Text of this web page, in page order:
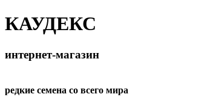
КАУДЕКС
интернет-магазин
редкие семена со всего мира